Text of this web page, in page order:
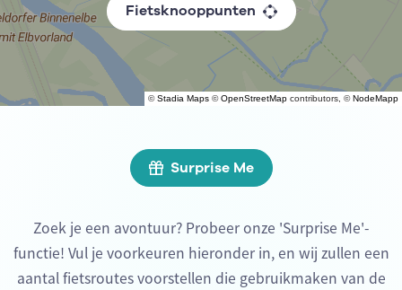
©Stadia Maps ©OpenStreetMap contributors, ©NodeMapp
Fietsknooppunten
Surprise Me
Zoek je een avontuur? Probeer onze 'Surprise Me'-
functie! Vul je voorkeuren hieronder in, en wij zullen een
aantal fietsroutes voorstellen die gebruikmaken van de